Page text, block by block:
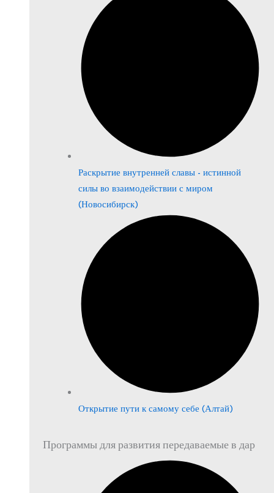
Раскрытие внутренней славы - истинной
силы во взаимодействии с миром
(Новосибирск)
Открытие пути к самому себе (Алтай)
Программы для развития передаваемые в дар